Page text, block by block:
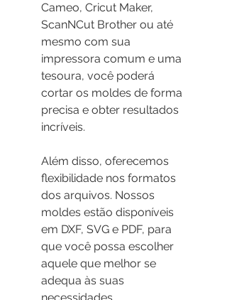
Cameo, Cricut Maker,
ScanNCut Brother ou até
mesmo com sua
impressora comum e uma
tesoura, você poderá
cortar os moldes de forma
precisa e obter resultados
incríveis.
Além disso, oferecemos
flexibilidade nos formatos
dos arquivos. Nossos
moldes estão disponíveis
em DXF, SVG e PDF, para
que você possa escolher
aquele que melhor se
adequa às suas